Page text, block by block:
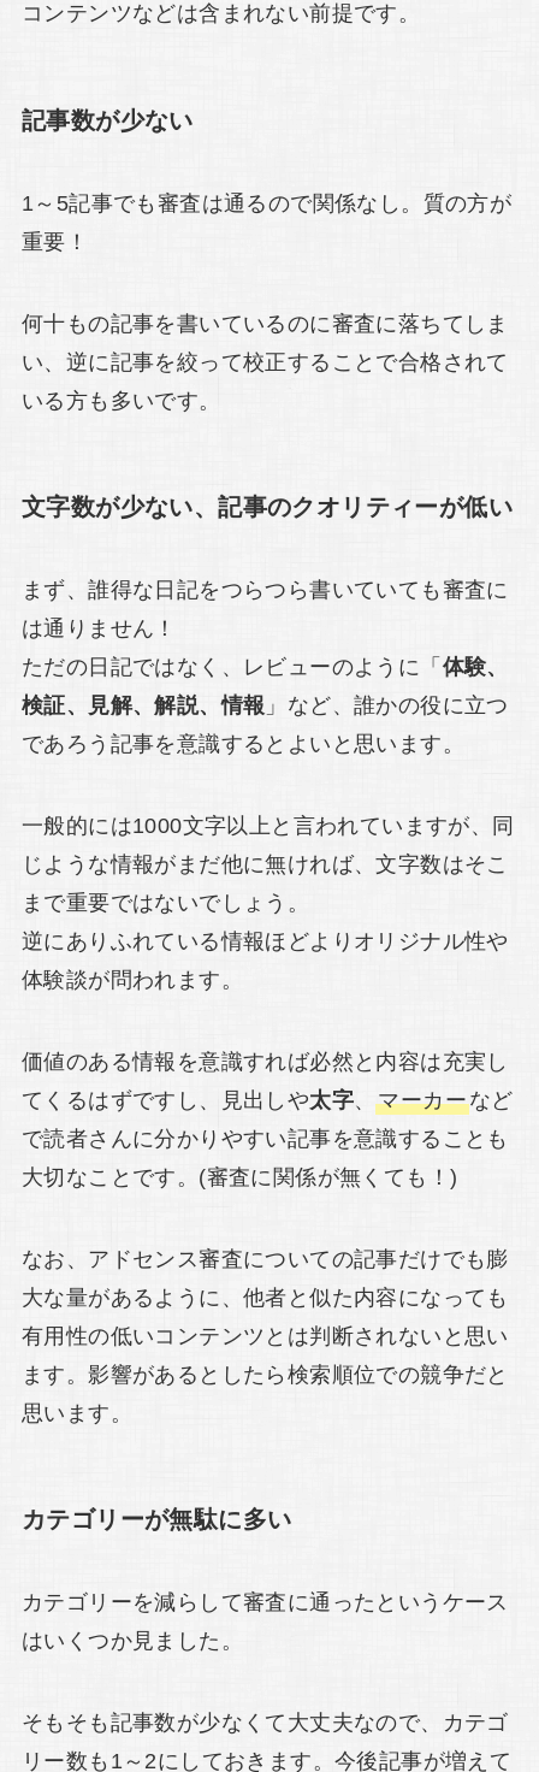
コンテンツなどは含まれない前提です。
記事数が少ない
1～5記事でも審査は通るので関係なし。質の方が
重要！
何十もの記事を書いているのに審査に落ちてしま
い、逆に記事を絞って校正することで合格されて
いる方も多いです。
文字数が少ない、記事のクオリティーが低い
まず、誰得な日記をつらつら書いていても審査に
は通りません！
ただの日記ではなく、レビューのように「 体験、
検証、見解、解説、情報 」など、誰かの役に立つ
であろう記事を意識するとよいと思います。
一般的には1000文字以上と言われていますが、同
じような情報がまだ他に無ければ、文字数はそこ
まで重要ではないでしょう。
逆にありふれている情報ほどよりオリジナル性や
体験談が問われます。
価値のある情報を意識すれば必然と内容は充実し
てくるはずですし、見出しや太字、マーカーなど
で読者さんに分かりやすい記事を意識することも
大切なことです。(審査に関係が無くても！)
なお、アドセンス審査についての記事だけでも膨
大な量があるように、他者と似た内容になっても
有用性の低いコンテンツとは判断されないと思い
ます。影響があるとしたら検索順位での競争だと
思います。
カテゴリーが無駄に多い
カテゴリーを減らして審査に通ったというケース
はいくつか見ました。
そもそも記事数が少なくて大丈夫なので、カテゴ
リー数も1～2にしておきます。今後記事が増えて